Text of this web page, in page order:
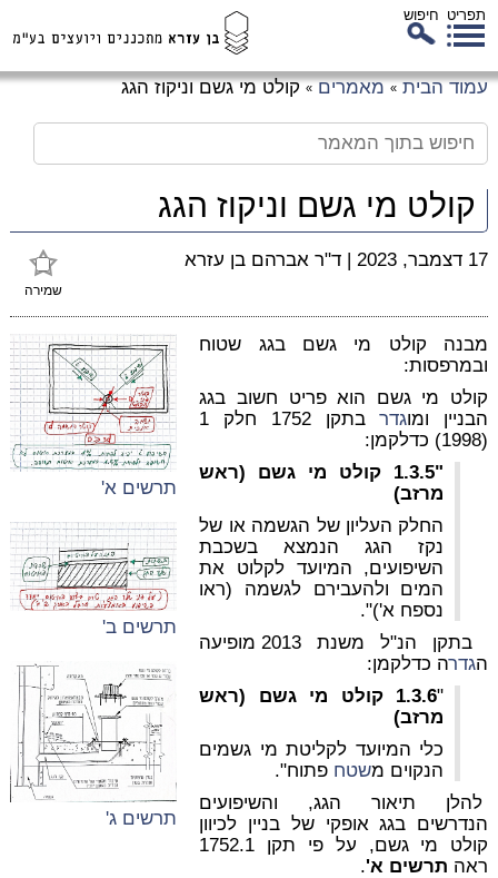
תפריט חיפוש
עמוד הבית » מאמרים » קולט מי גשם וניקוז הגג
קולט מי גשם וניקוז הגג
שמירה
17 דצמבר, 2023 | ד"ר אברהם בן עזרא
תרשים א'
תרשים ב'
תרשים ג'
מבנה קולט מי גשם בגג שטוח
ובמרפסות:
קולט מי גשם הוא פריט חשוב בגג
הבניין ומוגדר
בתקן 1752 חלק 1
(1998) כדלקמן:
"1.3.5 קולט מי גשם (ראש
מרזב)
החלק העליון של הגשמה או של
נקז הגג הנמצא בשכבת
השיפועים, המיועד לקלוט את
המים ולהעבירם לגשמה (ראו
נספח א')".
בתקן הנ"ל משנת 2013 מופיעה
הגדרה כדלקמן:
"
1.3.6 קולט מי גשם (ראש
מרזב)
כלי המיועד לקליטת מי גשמים
הנקוים משטח פתוח".
להלן תיאור הגג, והשיפועים
הנדרשים בגג אופקי של בניין לכיוון
קולט מי גשם, על פי תקן 1752.1
ראה תרשים א'.